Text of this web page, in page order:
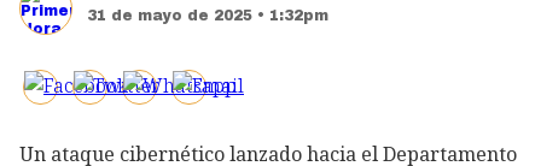
31 de mayo de 2025 • 1:32pm
Un ataque cibernético lanzado hacia el Departamento